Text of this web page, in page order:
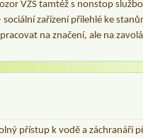
VZS tamtéž s nonstop
zařízení přilehlé ke
na značení, ale na
přístup k vodě a záchranáři